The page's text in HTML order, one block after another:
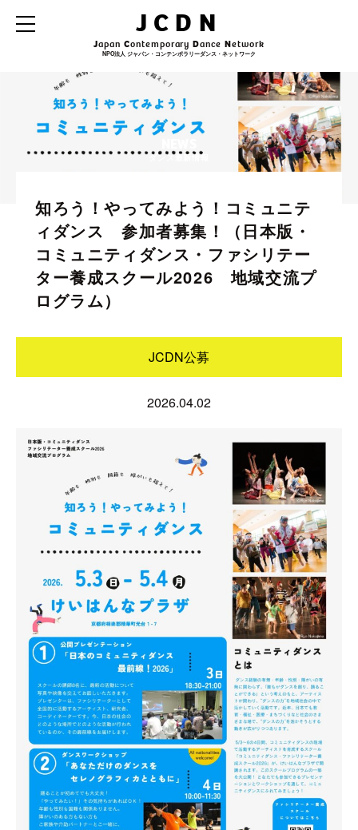
JCDN
Japan ContemporaryDanceNetwork
NPO法人 ジャパン・コンテンポラリーダンス・ネットワーク
ダンス最新情報
知ろう！やってみよう！コミュニテ
ィダンス 参加者募集！（日本版・
コミュニティダンス・ファシリテー
ター養成スクール2026 地域交流プ
ログラム）
JCDN公募
2026.04.02